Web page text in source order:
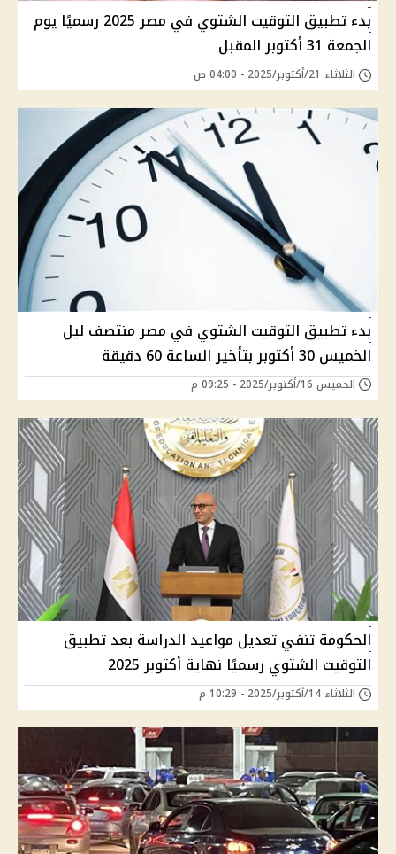
بدء تطبيق التوقيت الشتوي في مصر 2025 رسميًا يوم
الجمعة 31 أكتوبر المقبل
الثلاثاء 21/أكتوبر/2025 - 04:00 ص
بدء تطبيق التوقيت الشتوي في مصر منتصف ليل
الخميس 30 أكتوبر بتأخير الساعة 60 دقيقة
الخميس 16/أكتوبر/2025 - 09:25 م
الحكومة تنفي تعديل مواعيد الدراسة بعد تطبيق
التوقيت الشتوي رسميًا نهاية أكتوبر 2025
الثلاثاء 14/أكتوبر/2025 - 10:29 م